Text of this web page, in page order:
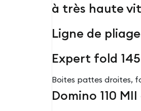
à très haute
Ligne de
Expert fold
Boites pattes droites,
Domino 110